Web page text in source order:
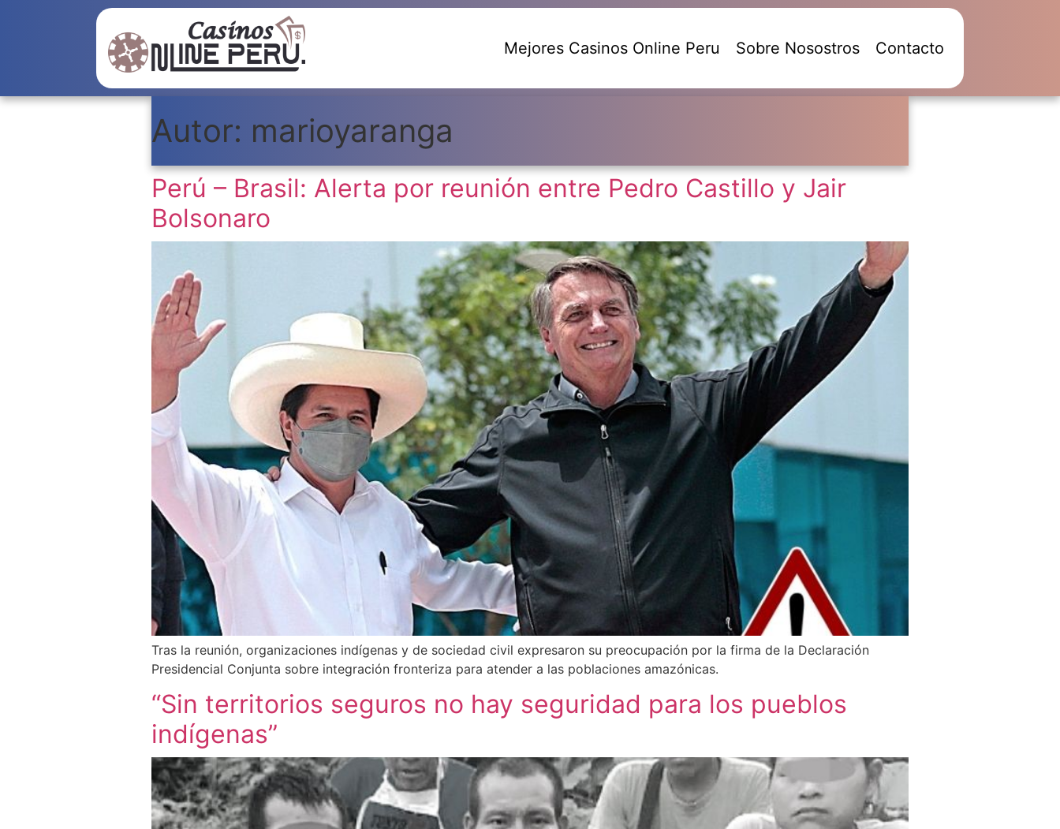
Mejores Casinos Online Peru Sobre Nosostros Contacto
Autor: marioyaranga
Perú – Brasil: Alerta por reunión entre Pedro Castillo y Jair
Bolsonaro
Tras la reunión, organizaciones indígenas y de sociedad civil expresaron su preocupación por la firma de la Declaración
Presidencial Conjunta sobre integración fronteriza para atender a las poblaciones amazónicas.
“Sin territorios seguros no hay seguridad para los pueblos
indígenas”